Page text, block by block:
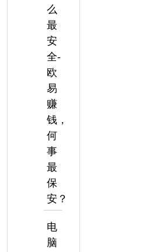
么
最
安
全-
欧
易
赚
钱，
何
事
最
保
安？
电
脑